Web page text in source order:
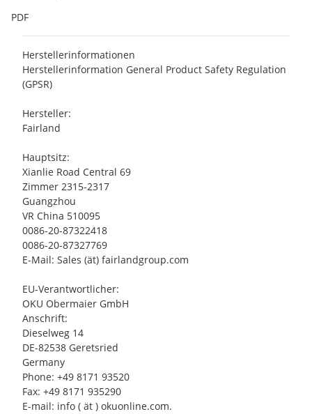
PDF
Herstellerinformationen
Herstellerinformation General Product Safety Regulation
(GPSR)
Hersteller:
Fairland
Hauptsitz:
Xianlie Road Central 69
Zimmer 2315-2317
Guangzhou
VR China 510095
0086-20-87322418
0086-20-87327769
E-Mail: Sales (ät) fairlandgroup.com
EU-Verantwortlicher:
OKU Obermaier GmbH
Anschrift:
Dieselweg 14
DE-82538 Geretsried
Germany
Phone: +49 8171 93520
Fax: +49 8171 935290
E-mail: info ( ät ) okuonline.com.